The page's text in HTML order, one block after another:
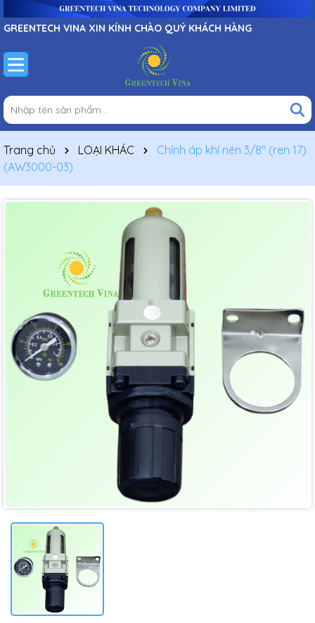
GREENTECH VINA XIN KÍNH CHÀO QUÝ KHÁCH HÀNG
Trang chủ LOẠI KHÁC
Chỉnh áp khí nén 3/8" (ren 17)
(AW3000-03)